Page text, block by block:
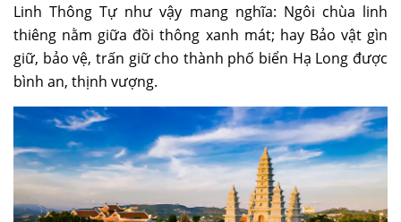
Linh Thông Tự như vậy mang nghĩa: Ngôi chùa linh
thiêng nằm giữa đồi thông xanh mát; hay Bảo vật gìn
giữ, bảo vệ, trấn giữ cho thành phố biển Hạ Long được
bình an, thịnh vượng.